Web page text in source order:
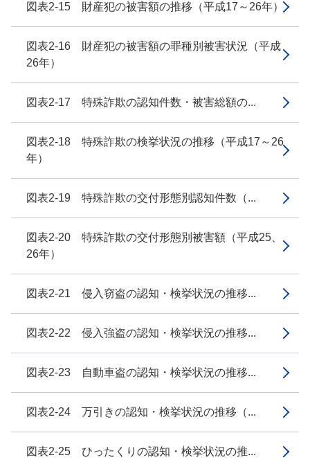
図表2-15 財産犯の被害額の推移（平成17～26年）
図表2-16 財産犯の被害額の罪種別被害状況（平成
26年）
図表2-17 特殊詐欺の認知件数・被害総額の...
図表2-18 特殊詐欺の検挙状況の推移（平成17～26
年）
図表2-19 特殊詐欺の交付形態別認知件数（...
図表2-20 特殊詐欺の交付形態別被害額（平成25、
26年）
図表2-21 侵入窃盗の認知・検挙状況の推移...
図表2-22 侵入強盗の認知・検挙状況の推移...
図表2-23 自動車盗の認知・検挙状況の推移...
図表2-24 万引きの認知・検挙状況の推移（...
図表2-25 ひったくりの認知・検挙状況の推...